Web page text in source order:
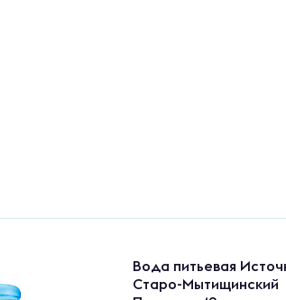
Вода питьевая
Старо-Мытищинский